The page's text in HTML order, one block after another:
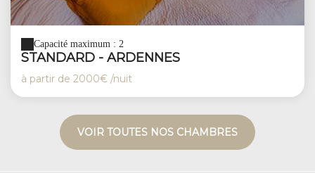
Capacité maximum : 2
STANDARD - ARDENNES
à partir de 2000€ /nuit
VOIR TOUTES NOS CHAMBRES